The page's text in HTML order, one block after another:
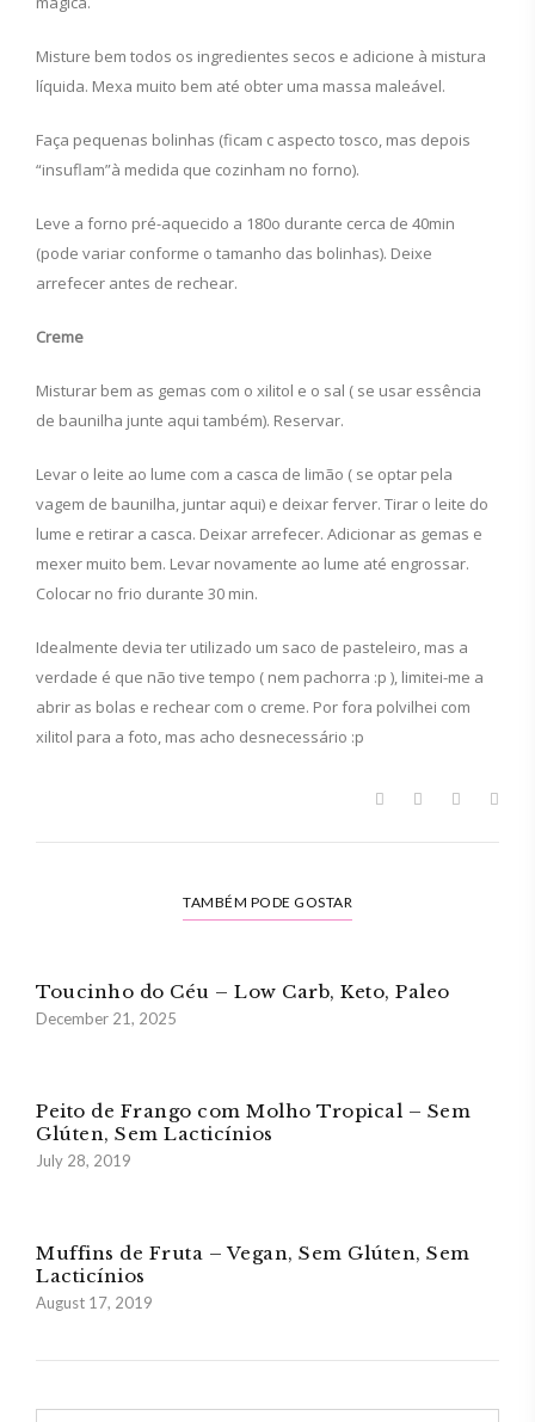
Misture bem todos os ingredientes secos e adicione à mistura
líquida. Mexa muito bem até obter uma massa maleável.
Faça pequenas bolinhas (ficam c aspecto tosco, mas depois
“insuflam”à medida que cozinham no forno).
Leve a forno pré-aquecido a 180o durante cerca de 40min
(pode variar conforme o tamanho das bolinhas). Deixe
arrefecer antes de rechear.
Creme
Misturar bem as gemas com o xilitol e o sal ( se usar essência
de baunilha junte aqui também). Reservar.
Levar o leite ao lume com a casca de limão ( se optar pela
vagem de baunilha, juntar aqui) e deixar ferver. Tirar o leite do
lume e retirar a casca. Deixar arrefecer. Adicionar as gemas e
mexer muito bem. Levar novamente ao lume até engrossar.
Colocar no frio durante 30 min.
Idealmente devia ter utilizado um saco de pasteleiro, mas a
verdade é que não tive tempo ( nem pachorra :p ), limitei-me a
abrir as bolas e rechear com o creme. Por fora polvilhei com
xilitol para a foto, mas acho desnecessário :p
TAMBÉM PODE GOSTAR
Toucinho do Céu – Low Carb, Keto, Paleo
December 21, 2025
Peito de Frango com Molho Tropical – Sem
Glúten, Sem Lacticínios
July 28, 2019
Muffins de Fruta – Vegan, Sem Glúten, Sem
Lacticínios
August 17, 2019